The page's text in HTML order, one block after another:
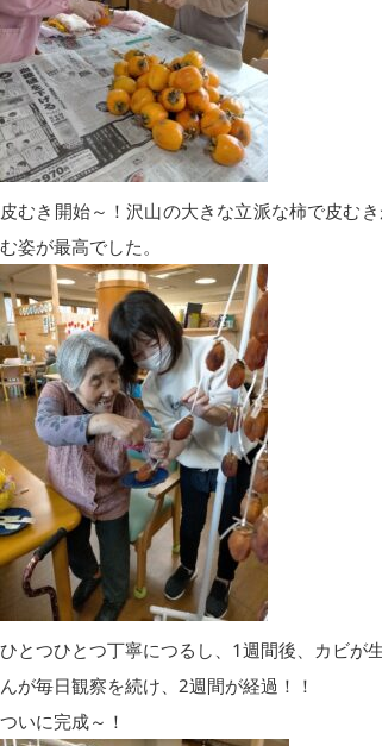
皮むき開始～！沢山の大きな立派な柿で皮む
む姿が最高でした。
ひとつひとつ丁寧につるし、1週間後、カビが
んが毎日観察を続け、2週間が経過！！
ついに完成～！